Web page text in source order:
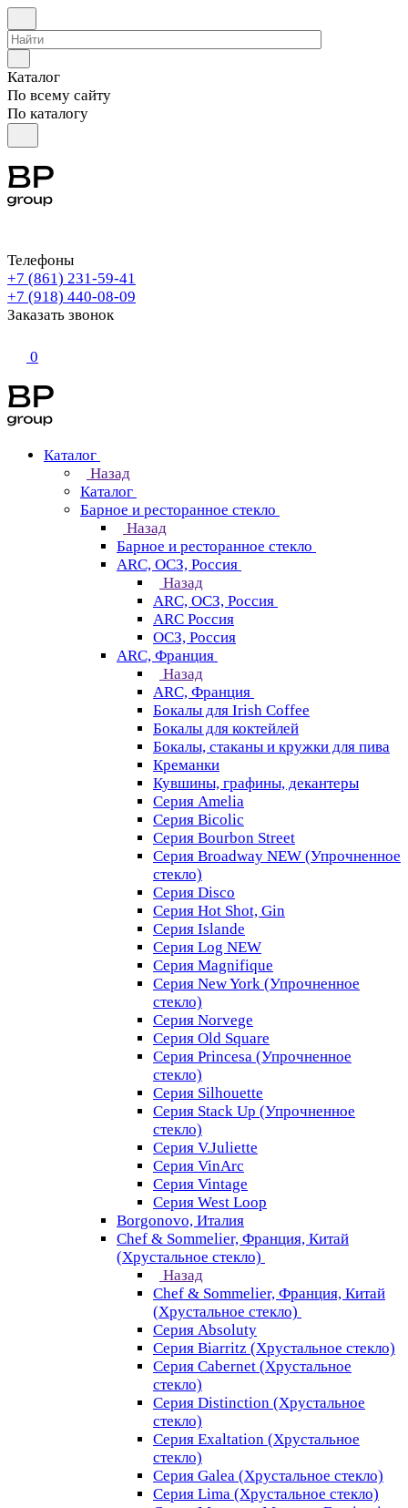
Каталог
По всему сайту
По каталогу
Телефоны
+7 (861) 231-59-41
+7 (918) 440-08-09
Заказать звонок
0
Каталог
Назад
Каталог
Барное и ресторанное стекло
Назад
Барное и ресторанное стекло
ARC, ОСЗ, Россия
Назад
ARC, ОСЗ, Россия
ARC Россия
ОСЗ, Россия
ARC, Франция
Назад
ARC, Франция
Бокалы для Irish Coffee
Бокалы для коктейлей
Бокалы, стаканы и кружки для пива
Креманки
Кувшины, графины, декантеры
Серия Amelia
Серия Bicolic
Серия Bourbon Street
Серия Broadway NEW (Упрочненное
стекло)
Серия Disco
Серия Hot Shot, Gin
Серия Islande
Серия Log NEW
Серия Magnifique
Серия New York (Упрочненное
стекло)
Серия Norvege
Серия Old Square
Серия Princesa (Упрочненное
стекло)
Серия Silhouette
Серия Stack Up (Упрочненное
стекло)
Серия V.Juliette
Серия VinArc
Серия Vintage
Серия West Loop
Borgonovo, Италия
Chef & Sommelier, Франция, Китай
(Хрустальное стекло)
Назад
Chef & Sommelier, Франция, Китай
(Хрустальное стекло)
Серия Absoluty
Серия Biarritz (Хрустальное стекло)
Серия Cabernet (Хрустальное
стекло)
Серия Distinction (Хрустальное
стекло)
Серия Exaltation (Хрустальное
стекло)
Серия Galea (Хрустальное стекло)
Серия Lima (Хрустальное стекло)